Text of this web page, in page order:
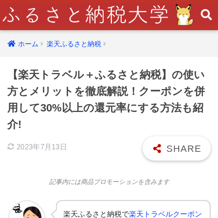
ホーム 楽天ふるさと納税
【楽天トラベル＋ふるさと納税】の使い
方とメリットを徹底解説！クーポンを併
用して30%以上の還元率にする方法も紹
介!
2023年7月13日
記事内には商品プロモーションを含みます
楽天ふるさと納税で楽天トラベルクーポン